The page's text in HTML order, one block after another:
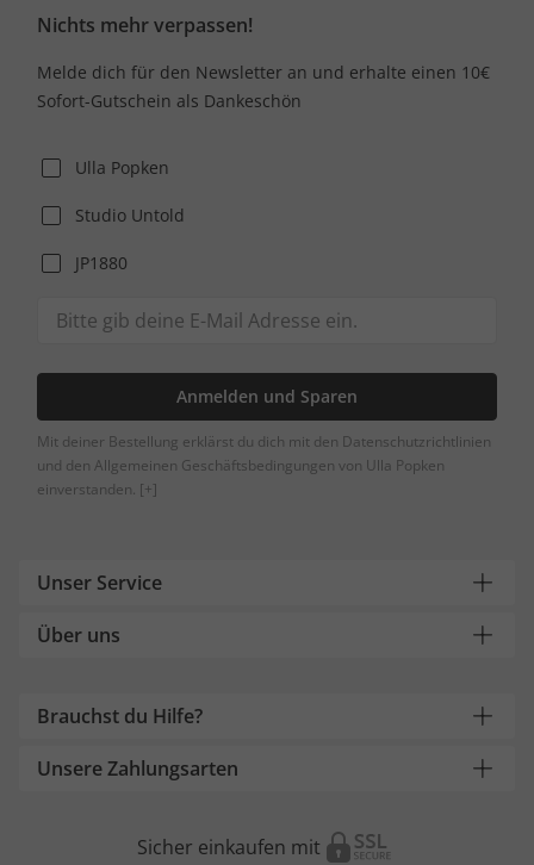
Nichts mehr verpassen!
Melde dich für den Newsletter an und erhalte einen 10€
Sofort-Gutschein als Dankeschön
Ulla Popken
Studio Untold
JP1880
Anmelden und Sparen
Mit deiner Bestellung erklärst du dich mit den Datenschutzrichtlinien
und den Allgemeinen Geschäftsbedingungen von Ulla Popken
einverstanden. [+]
Unser Service
Über uns
Brauchst du Hilfe?
Unsere Zahlungsarten
Sicher einkaufen mit